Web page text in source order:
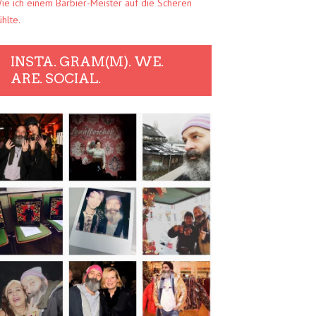
ich einem Barbier-Meister auf die Scheren
INSTA. GRAM(M). WE.
ARE. SOCIAL.